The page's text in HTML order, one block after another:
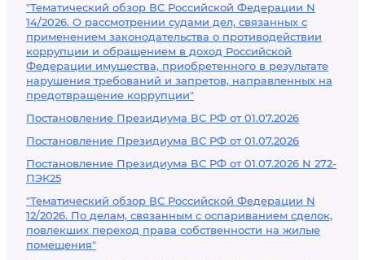
"Тематический обзор ВС Российской Федерации N
14/2026. О рассмотрении судами дел, связанных с
применением законодательства о противодействии
коррупции и обращением в доход Российской
Федерации имущества, приобретенного в результате
нарушения требований и запретов, направленных на
предотвращение коррупции"
Постановление Президиума ВС РФ от 01.07.2026
Постановление Президиума ВС РФ от 01.07.2026
Постановление Президиума ВС РФ от 01.07.2026 N 272-
ПЭК25
"Тематический обзор ВС Российской Федерации N
12/2026. По делам, связанным с оспариванием сделок,
повлекших переход права собственности на жилые
помещения"